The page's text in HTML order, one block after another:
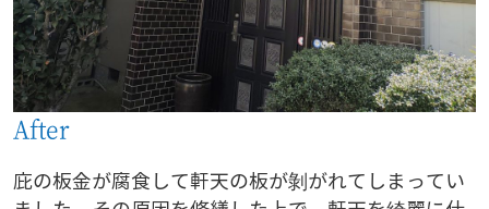
After
庇の板金が腐食して軒天の板が剝がれてしまってい